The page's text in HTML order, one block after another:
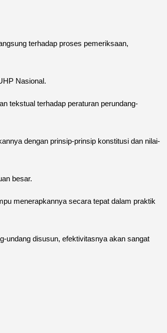
terhadap proses pemeriksaan,
Nasional.
tekstual terhadap peraturan perundang-
dengan prinsip-prinsip konstitusi dan nilai-
besar.
menerapkannya secara tepat dalam praktik
undang disusun, efektivitasnya akan sangat